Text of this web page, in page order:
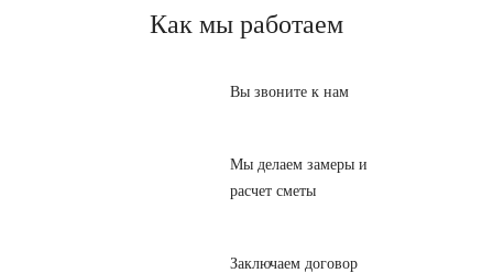
Как мы работаем
Вы звоните к нам
Мы делаем замеры и
расчет сметы
Заключаем договор